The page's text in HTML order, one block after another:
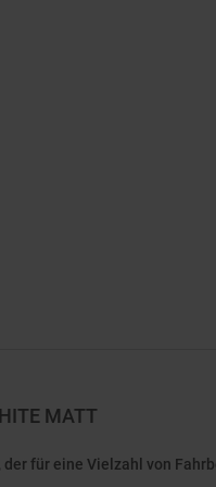
MATT
für eine Vielzahl von